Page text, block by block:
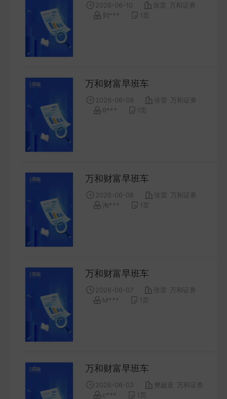
2026-06-10 张雷
万和证券
刘***
1 页
万和财富早班车
2026-06-09 张雷
万和证券
R***
1 页
万和财富早班车
2026-06-08 张雷
万和证券
淘***
1 页
万和财富早班车
2026-06-07 张雷
万和证券
M***
1 页
万和财富早班车
2026-06-03 樊超亚
万和证券
c***
1 页